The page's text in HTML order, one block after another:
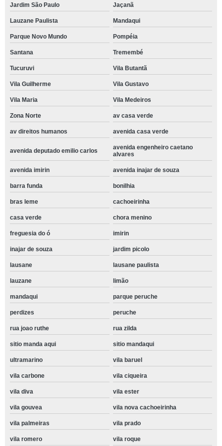
Jardim São Paulo Jaçanã
Lauzane Paulista Mandaqui
Parque Novo Mundo Pompéia
Santana Tremembé
Tucuruvi Vila Butantã
Vila Guilherme Vila Gustavo
Vila Maria Vila Medeiros
Zona Norte av casa verde
av direitos humanos avenida casa verde
avenida deputado emilio carlos
avenida engenheiro caetano
alvares
avenida imirin avenida inajar de souza
barra funda bonilhia
bras leme cachoeirinha
casa verde chora menino
freguesia do ó imirin
inajar de souza jardim picolo
lausane lausane paulista
lauzane limão
mandaqui parque peruche
perdizes peruche
rua joao ruthe rua zilda
sitio manda aqui sitio mandaqui
ultramarino vila baruel
vila carbone vila ciqueira
vila diva vila ester
vila gouvea vila nova cachoeirinha
vila palmeiras vila prado
vila romero vila roque